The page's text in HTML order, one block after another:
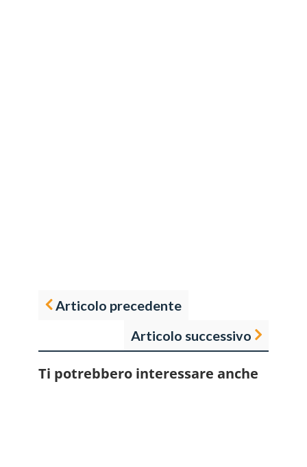
Articolo precedente
Articolo successivo
Ti potrebbero interessare anche